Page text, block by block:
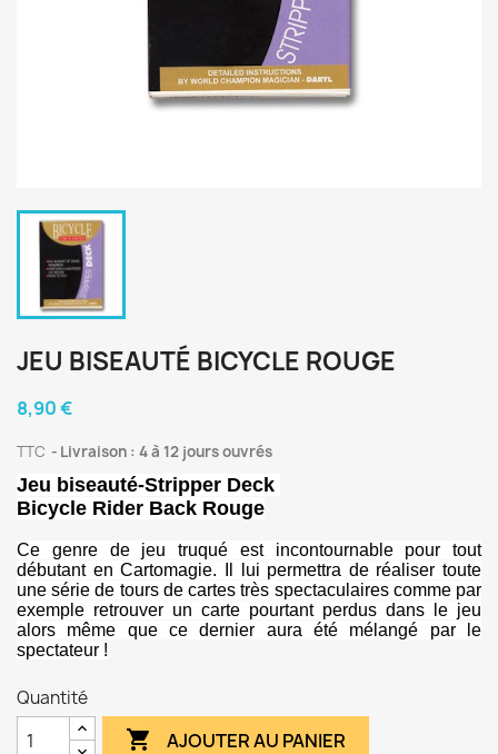
JEU BISEAUTÉ BICYCLE ROUGE
8,90 €
TTC Livraison : 4 à 12 jours ouvrés
Jeu biseauté-Stripper Deck
Bicycle Rider Back Rouge
Ce genre de jeu truqué est incontournable pour tout
débutant en Cartomagie. Il lui permettra de réaliser toute
une série de tours de cartes très spectaculaires comme par
exemple retrouver un carte pourtant perdus dans le jeu
alors même que ce dernier aura été mélangé par le
spectateur !
Quantité
 AJOUTER AU PANIER